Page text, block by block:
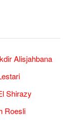
Alisjahbana
Shirazy
Roesli